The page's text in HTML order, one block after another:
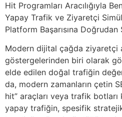
Hit Programları Aracılığıyla
Yapay Trafik ve Ziyaretçi
Platform Başarısına Doğrudan
Modern dijital çağda ziyaretçi
göstergelerinden biri olarak
elde edilen doğal trafiğin
da, modern zamanların çetin
hit” araçları veya trafik botları
yapay trafiğin, spesifik